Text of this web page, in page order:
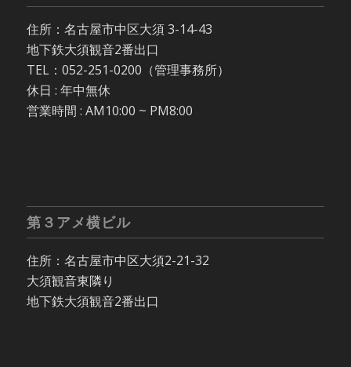
住所：名古屋市中区大須 3-14-43
地下鉄大須観音2番出口
TEL：052-251-0200（管理事務所）
休日 : 年中無休
営業時間 : AM10:00 ~ PM8:00
第３アメ横ビル
住所：名古屋市中区大須2-21-32
大須観音東隣り
地下鉄大須観音2番出口